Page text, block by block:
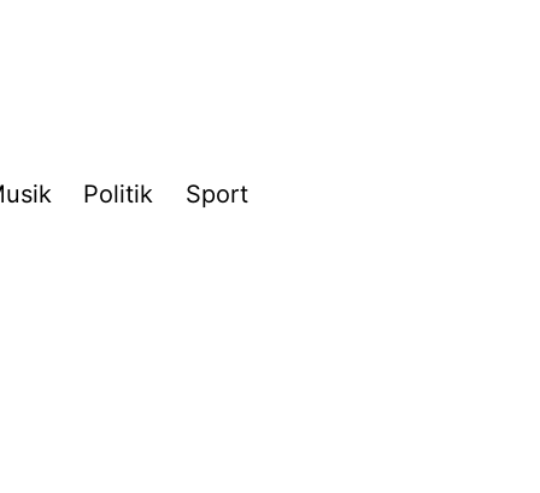
Politik Sport